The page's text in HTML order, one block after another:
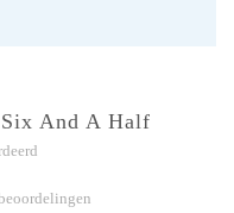
And A Half